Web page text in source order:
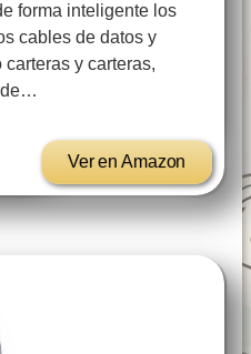
forma inteligente los
cables de datos y
y carteras,
Ver en Amazon